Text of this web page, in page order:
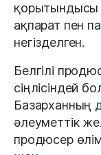
қорытындысы
ақпарат пен
негізделген.
Белгілі
сіңлісіндей
Базарханның
әлеуметтік
продюсер